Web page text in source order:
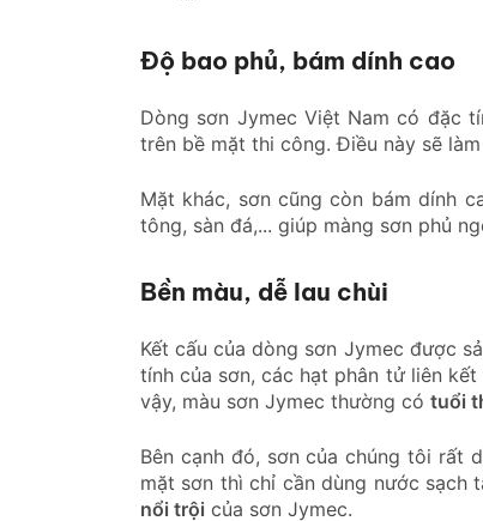
Độ bao phủ, bám dính cao
Dòng sơn Jymec Việt Nam có đặc
trên bề mặt thi công. Điều này sẽ làm
Mặt khác, sơn cũng còn bám dính
tông, sàn đá,... giúp màng sơn phủ
Bền màu, dễ lau chùi
Kết cấu của dòng sơn Jymec được
tính của sơn, các hạt phân tử liên
vậy, màu sơn Jymec thường có tuổi
Bên cạnh đó, sơn của chúng tôi rất
mặt sơn thì chỉ cần dùng nước sạch
nổi trội của sơn Jymec.